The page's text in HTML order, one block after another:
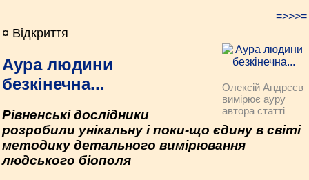
=>>>=
¤ Відкриття
Олексій Андрєєв
вимірює ауру
автора статті
Аура людини
безкінечна...
Рівненські дослідники
розробили унікальну і поки-що єдину в світі
методику детального вимірювання
людського біополя